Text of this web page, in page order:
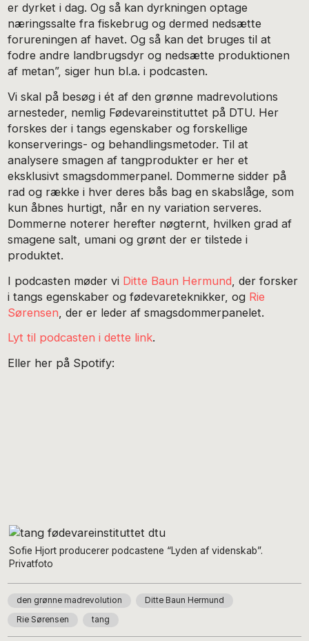
er dyrket i dag. Og så kan dyrkningen optage
næringssalte fra fiskebrug og dermed nedsætte
forureningen af havet. Og så kan det bruges til at
fodre andre landbrugsdyr og nedsætte produktionen
af metan”, siger hun bl.a. i podcasten.
Vi skal på besøg i ét af den grønne madrevolutions
arnesteder, nemlig Fødevareinstituttet på DTU. Her
forskes der i tangs egenskaber og forskellige
konserverings- og behandlingsmetoder. Til at
analysere smagen af tangprodukter er her et
eksklusivt smagsdommerpanel. Dommerne sidder på
rad og række i hver deres bås bag en skabslåge, som
kun åbnes hurtigt, når en ny variation serveres.
Dommerne noterer herefter nøgternt, hvilken grad af
smagene salt, umani og grønt der er tilstede i
produktet.
I podcasten møder vi Ditte Baun Hermund , der forsker
i tangs egenskaber og fødevareteknikker, og Rie
Sørensen , der er leder af smagsdommerpanelet.
Lyt til podcasten i dette link.
Eller her på Spotify:
Sofie Hjort producerer podcastene “Lyden af videnskab”.
Privatfoto
den grønne madrevolution Ditte Baun Hermund
Rie Sørensen tang